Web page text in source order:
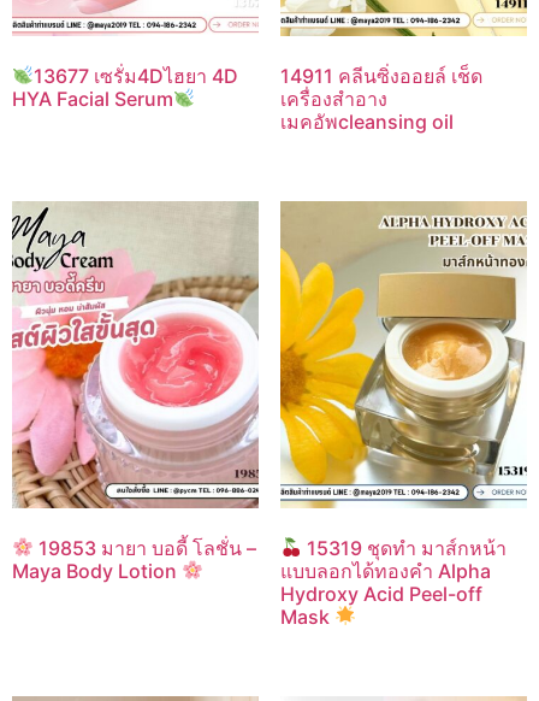
13677 เซรั่ม4Dไฮยา 4D
HYA Facial Serum
14911 คลีนซิ่งออยล์ เช็ด
เครื่องสำอาง
เมคอัพcleansing oil
19853 มายา บอดี้ โลชั่น –
Maya Body Lotion
15319 ชุดทำ มาส์กหน้า
แบบลอกได้ทองคำ Alpha
Hydroxy Acid Peel-off
Mask